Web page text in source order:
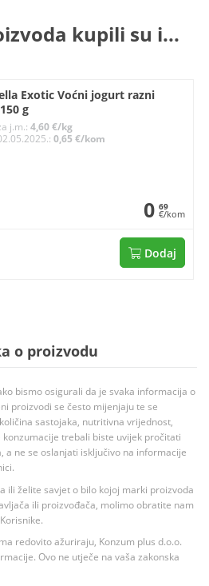
kupili su i...
Exotic Voćni jogurt razni
g
j.m.: 4,60 €/kg
0,65 €/kom
0 69
€/kom
Dodaj
o proizvodu
bismo osigurali da je svaka informacija o
proizvodi se često mijenjaju te se
sastojaka, nutritivna vrijednost,
trebali biste uvijek pročitati
a ne se oslanjati isključivo na informacije
ili želite savjet o bilo kojoj marki proizvoda
ili proizvođača, molimo obratite nam
redovito ažuriraju, Konzum plus d.o.o.
Ovo ne utječe na vaša zakonska